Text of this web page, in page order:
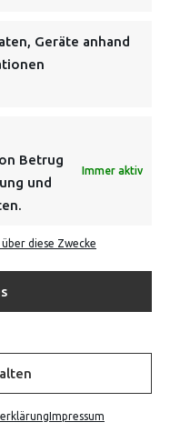
Geräte anhand
Betrug
und
Immer aktiv
diese Zwecke
Impressum
Bitte prüfe